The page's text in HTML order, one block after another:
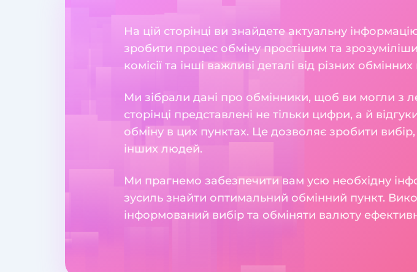
На цій сторінці ви знайдете актуальну
зробити процес обміну простішим та
комісії та інші важливі деталі від різних обмінних
Ми зібрали дані про обмінники, щоб ви могли з
сторінці представлені не тільки цифри, а й
обміну в цих пунктах. Це дозволяє зробити
інших людей.
Ми прагнемо забезпечити вам усю необхідну
зусиль знайти оптимальний обмінний пункт.
інформований вибір та обміняти валюту